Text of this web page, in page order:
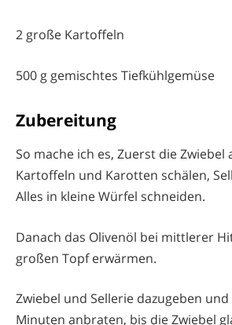
2 große Kartoffeln
500 g gemischtes Tiefkühlgemüse
Zubereitung
So mache ich es, Zuerst die Zwiebel
Kartoffeln und Karotten schälen,
Alles in kleine Würfel schneiden.
Danach das Olivenöl bei mittlerer
großen Topf erwärmen.
Zwiebel und Sellerie dazugeben
Minuten anbraten, bis die Zwiebel